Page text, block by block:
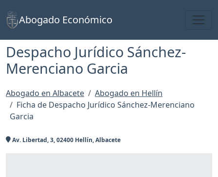
Abogado Económico
Despacho Jurídico Sánchez-
Merenciano Garcia
Abogado en Albacete
Abogado en Hellín
Ficha de Despacho Jurídico Sánchez-Merenciano
Garcia
Av. Libertad, 3, 02400 Hellín, Albacete